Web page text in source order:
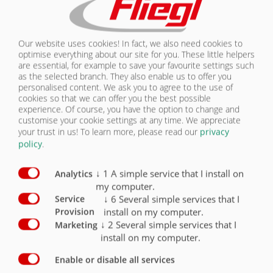
25 km / h version Germany with TÜV data sheet
40 km / h version Germany with TÜV data sheet O
25 km / h export version O
Tažné oko DIN 40 (Ø 40 mm) X
Kulová hlava K80 (Ø 80 mm) O
Piton-Fix (pouze export)
Otočné tažné oko Ø 50 mm pouze pro export.
Tažné oko s otočným okem (Ø 51 mm)
kategorie 4 pouze pro export
Parabolické odpružení agregátu náprav GIGANT
X
Our website uses cookies! In fact, we also need cookies to
optimise everything about our site for you. These little helpers
are essential, for example to save your favourite settings such
as the selected branch. They also enable us to offer you
personalised content. We ask you to agree to the use of
cookies so that we can offer you the best possible
experience. Of course, you have the option to change and
customise your cookie settings at any time. We appreciate
your trust in us! To learn more, please read our privacy
policy.
Analytics ↓ 1 A simple service that I install on
my computer.
Service
Provision
↓ 6 Several simple services that I
install on my computer.
Marketing ↓ 2 Several simple services that I
install on my computer.
Enable or disable all services